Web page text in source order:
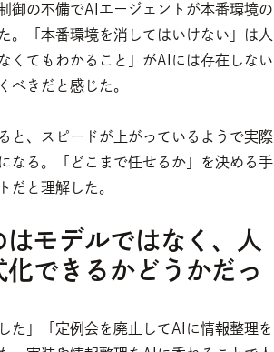
御の不備でAIエージェントが本番環境の
。「本番環境を消してはいけない」は人
くてもわかること」がAIには存在しない
べきだと感じた。
と、スピードが上がっているようで実際
なる。「どこまで任せるか」を決める手
だと理解した。
モデルではなく、人
できるかどうかだっ
た」「定例会を廃止してAIに情報整理を